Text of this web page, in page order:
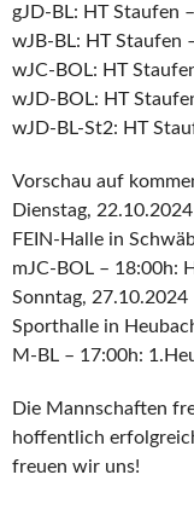
gJD-BL: HT Staufen
wJB-BL: HT Staufen
wJC-BOL: HT
wJD-BOL: HT
wJD-BL-St2: HT
Vorschau auf
Dienstag, 22.10.2024
FEIN-Halle in
mJC-BOL – 18:00h:
Sonntag, 27.10.2024
Sporthalle in
M-BL – 17:00h:
Die Mannschaften
hoffentlich
freuen wir uns!